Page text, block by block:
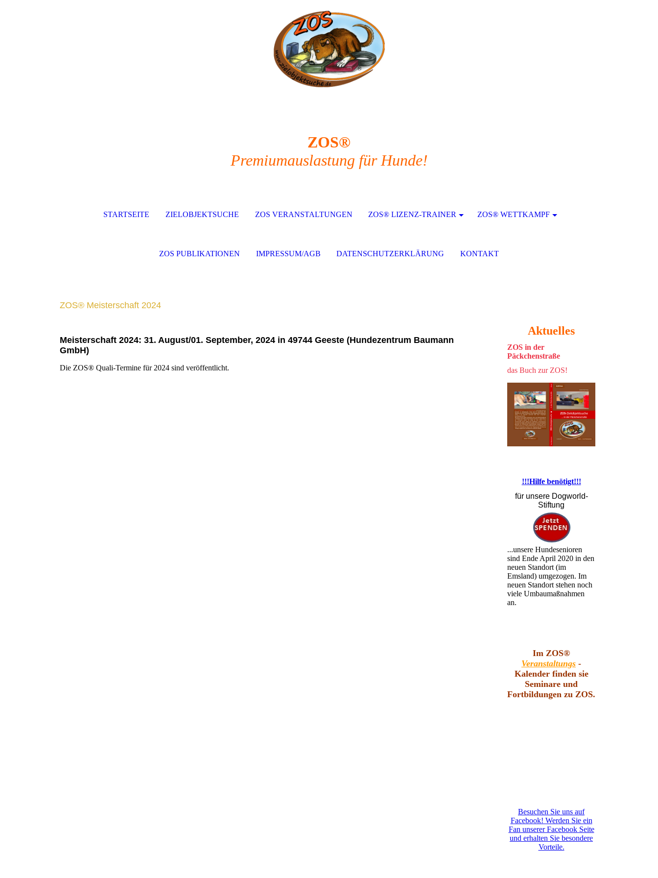
ZOS®
Premiumauslastung für Hunde!
STARTSEITE ZIELOBJEKTSUCHE ZOS VERANSTALTUNGEN ZOS® LIZENZ-TRAINER ZOS® WETTKAMPF
ZOS PUBLIKATIONEN IMPRESSUM/AGB DATENSCHUTZERKLÄRUNG KONTAKT
ZOS® Meisterschaft 2024
Meisterschaft 2024: 31. August/01. September, 2024 in 49744 Geeste (Hundezentrum Baumann
GmbH)
Die ZOS® Quali-Termine für 2024 sind veröffentlicht.
Aktuelles
ZOS in der
Päckchenstraße
das Buch zur ZOS!
!!!Hilfe benötigt!!!
für unsere Dogworld-
Stiftung
...unsere Hundesenioren
sind Ende April 2020 in den
neuen Standort (im
Emsland) umgezogen. Im
neuen Standort stehen noch
viele Umbaumaßnahmen
an.
Im ZOS®
Veranstaltungs -
Kalender finden sie
Seminare und
Fortbildungen zu ZOS.
Besuchen Sie uns auf
Facebook! Werden Sie ein
Fan unserer Facebook Seite
und erhalten Sie besondere
Vorteile.